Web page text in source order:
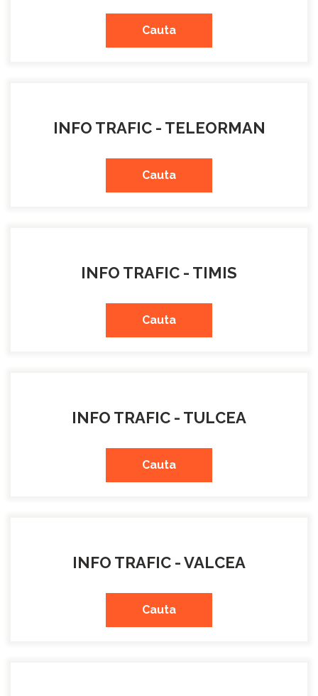
Cauta
INFO TRAFIC - TELEORMAN
Cauta
INFO TRAFIC - TIMIS
Cauta
INFO TRAFIC - TULCEA
Cauta
INFO TRAFIC - VALCEA
Cauta